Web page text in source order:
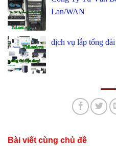
Lan/WAN
dịch vụ lắp tổng
Bài viết cùng chủ đề